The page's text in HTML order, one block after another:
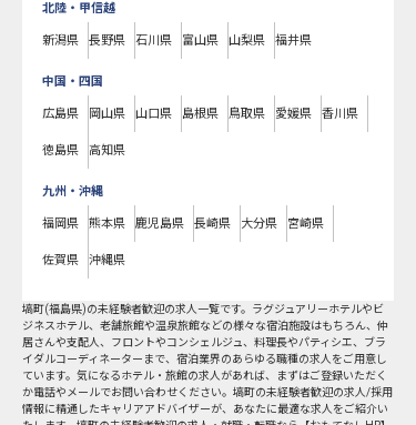
北陸・甲信越
新潟県 長野県 石川県 富山県 山梨県 福井県
中国・四国
広島県 岡山県 山口県 島根県 鳥取県 愛媛県 香川県
徳島県 高知県
九州・沖縄
福岡県 熊本県 鹿児島県 長崎県 大分県 宮崎県
佐賀県 沖縄県
塙町(福島県)の未経験者歓迎の求人一覧です。ラグジュアリーホテルやビ
ジネスホテル、老舗旅館や温泉旅館などの様々な宿泊施設はもちろん、仲
居さんや支配人、フロントやコンシェルジュ、料理長やパティシエ、ブラ
イダルコーディネーターまで、宿泊業界のあらゆる職種の求人をご用意し
ています。気になるホテル・旅館の求人があれば、まずはご登録いただく
か電話やメールでお問い合わせください。塙町の未経験者歓迎の求人/採用
情報に精通したキャリアアドバイザーが、あなたに最適な求人をご紹介い